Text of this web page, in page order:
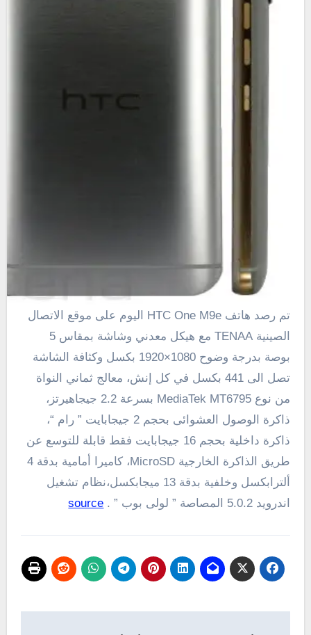
تم رصد هاتف HTC One M9e اليوم على موقع الاتصال
الصينية TENAA
مع
هيكل معدني وشاشة بمقاس 5
بوصة
بدرجة وضوح 1080×1920 بكسل وكثافة الشاشة
تصل الى 441 بكسل في كل إنش، معالج ثماني النواة
من نوع MediaTek MT6795 بسرعة 2.2 جيجاهيرتز،
ذاكرة الوصول العشوائى بحجم 2 جيجابايت ” رام “،
ذاكرة داخلية بحجم 16 جيجابايت فقط قابلة للتوسع عن
طريق الذاكرة الخارجية MicroSD، كاميرا أمامية بدقة 4
ألترابكسل وخلفية بدقة 13 ميجابكسل،نظام تشغيل
اندرويد 5.0.2 المصاصة ” لولى بوب ” .
source